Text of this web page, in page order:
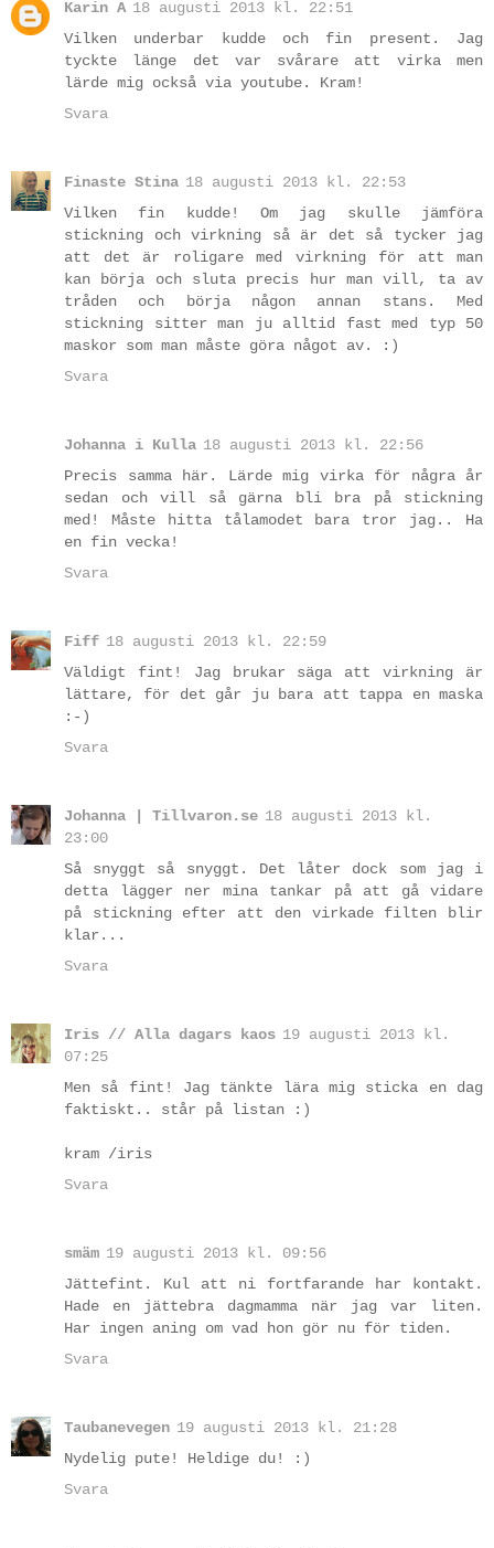
Karin A 18 augusti 2013 kl. 22:51
Vilken underbar kudde och fin present. Jag
tyckte länge det var svårare att virka men
lärde mig också via youtube. Kram!
Svara
Finaste Stina 18 augusti 2013 kl. 22:53
Vilken fin kudde! Om jag skulle jämföra
stickning och virkning så är det så tycker jag
att det är roligare med virkning för att man
kan börja och sluta precis hur man vill, ta av
tråden och börja någon annan stans. Med
stickning sitter man ju alltid fast med typ 50
maskor som man måste göra något av. :)
Svara
Johanna i Kulla 18 augusti 2013 kl. 22:56
Precis samma här. Lärde mig virka för några år
sedan och vill så gärna bli bra på stickning
med! Måste hitta tålamodet bara tror jag.. Ha
en fin vecka!
Svara
Fiff 18 augusti 2013 kl. 22:59
Väldigt fint! Jag brukar säga att virkning är
lättare, för det går ju bara att tappa en maska
:-)
Svara
Johanna | Tillvaron.se 18 augusti 2013 kl.
23:00
Så snyggt så snyggt. Det låter dock som jag i
detta lägger ner mina tankar på att gå vidare
på stickning efter att den virkade filten blir
klar...
Svara
Iris // Alla dagars kaos 19 augusti 2013 kl.
07:25
Men så fint! Jag tänkte lära mig sticka en dag
faktiskt.. står på listan :)
kram /iris
Svara
smäm 19 augusti 2013 kl. 09:56
Jättefint. Kul att ni fortfarande har kontakt.
Hade en jättebra dagmamma när jag var liten.
Har ingen aning om vad hon gör nu för tiden.
Svara
Taubanevegen 19 augusti 2013 kl. 21:28
Nydelig pute! Heldige du! :)
Svara